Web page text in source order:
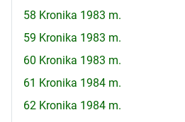
58 Kronika 1983 m.
59 Kronika 1983 m.
60 Kronika 1983 m.
61 Kronika 1984 m.
62 Kronika 1984 m.